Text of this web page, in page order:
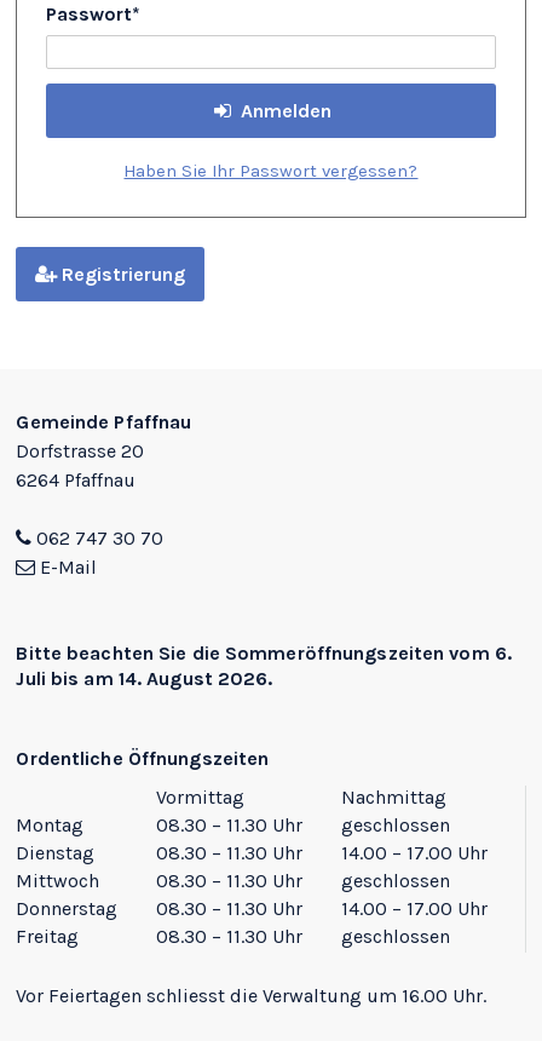
Passwort*
Anmelden
Haben Sie Ihr Passwort vergessen?
Registrierung
Gemeinde Pfaffnau
Dorfstrasse 20
6264 Pfaffnau
062 747 30 70
E-Mail
Bitte beachten Sie die Sommeröffnungszeiten vom 6.
Juli bis am 14. August 2026.
Ordentliche Öffnungszeiten
Vormittag
Nachmittag
Montag
08.30 – 11.30 Uhr
geschlossen
Dienstag
08.30 – 11.30 Uhr
14.00 – 17.00 Uhr
Mittwoch
08.30 – 11.30 Uhr
geschlossen
Donnerstag
08.30 – 11.30 Uhr
14.00 – 17.00 Uhr
Freitag
08.30 – 11.30 Uhr geschlossen
Vor Feiertagen schliesst die Verwaltung um 16.00 Uhr.